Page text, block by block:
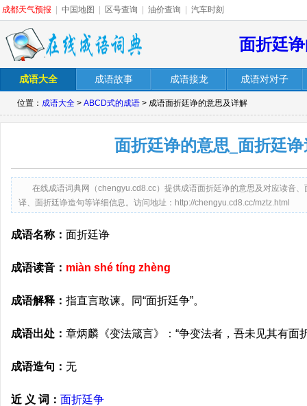
成都天气预报 中国地图 区号查询 油价查询 汽车时刻
面折廷
成语大全 成语故事 成语接龙 成语对对子
位置： 成语大全 > ABCD式的成语 > 成语面折廷诤的意思及详解
面折廷诤的意思_面折廷
在线成语词典网（chengyu.cd8.cc）提供成语面折廷诤的意思及对应读音
译、面折廷诤造句等详细信息。访问地址：http://chengyu.cd8.cc/mztz.html
成语名称： 面折廷诤
成语读音： miàn shé tíng zhèng
成语解释： 指直言敢谏。同“面折廷争”。
成语出处： 章炳麟《变法箴言》：“争变法者，吾未见其有面
成语造句： 无
近 义 词： 面折廷争